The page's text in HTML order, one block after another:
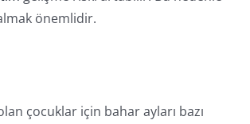
önemlidir.
çocuklar için bahar ayları bazı